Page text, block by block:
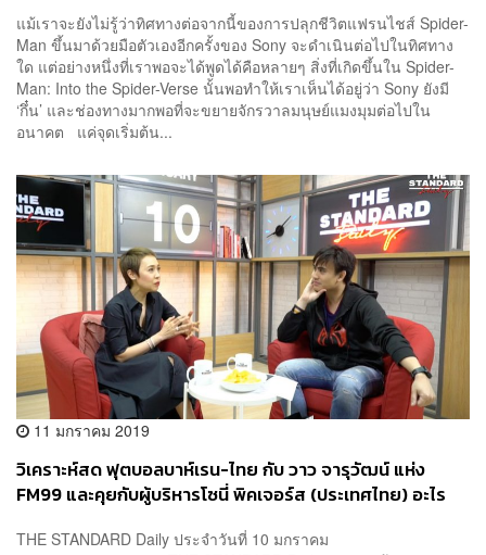
แม้เราจะยังไม่รู้ว่าทิศทางต่อจากนี้ของการปลุกชีวิตแฟรนไชส์ Spider-
Man ขึ้นมาด้วยมือตัวเองอีกครั้งของ Sony จะดำเนินต่อไปในทิศทาง
ใด แต่อย่างหนึ่งที่เราพอจะได้พูดได้คือหลายๆ สิ่งที่เกิดขึ้นใน Spider-
Man: Into the Spider-Verse นั้นพอทำให้เราเห็นได้อยู่ว่า Sony ยังมี
‘กึ๋น’ และช่องทางมากพอที่จะขยายจักรวาลมนุษย์แมงมุมต่อไปใน
อนาคต แค่จุดเริ่มต้น...
11 มกราคม 2019
วิเคราะห์สด ฟุตบอลบาห์เรน-ไทย กับ วาว จารุวัฒน์ แห่ง
FM99 และคุยกับผู้บริหารโซนี่ พิคเจอร์ส (ประเทศไทย) อะไร
STANDARD Daily 10 มกราคม 2562
THE STANDARD Daily ประจำวันที่ 10 มกราคม